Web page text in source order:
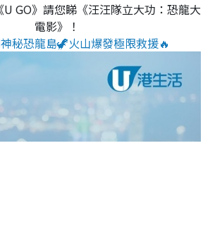
U GO》請您睇《汪汪隊立大功：恐龍大
電影》！
秘恐龍島🦖火山爆發極限救援🔥